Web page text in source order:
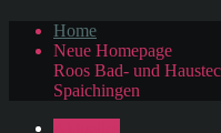
Home
Neue Homepage
Roos Bad- und
Spaichingen